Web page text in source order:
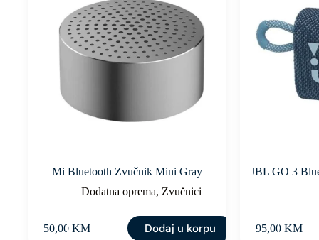
Mi Bluetooth Zvučnik Mini Gray
Dodatna oprema,Zvučnici
50,00KM Dodaj u korpu
JBL GO 3
95,00 KM